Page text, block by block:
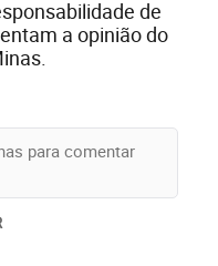
de
a opinião do